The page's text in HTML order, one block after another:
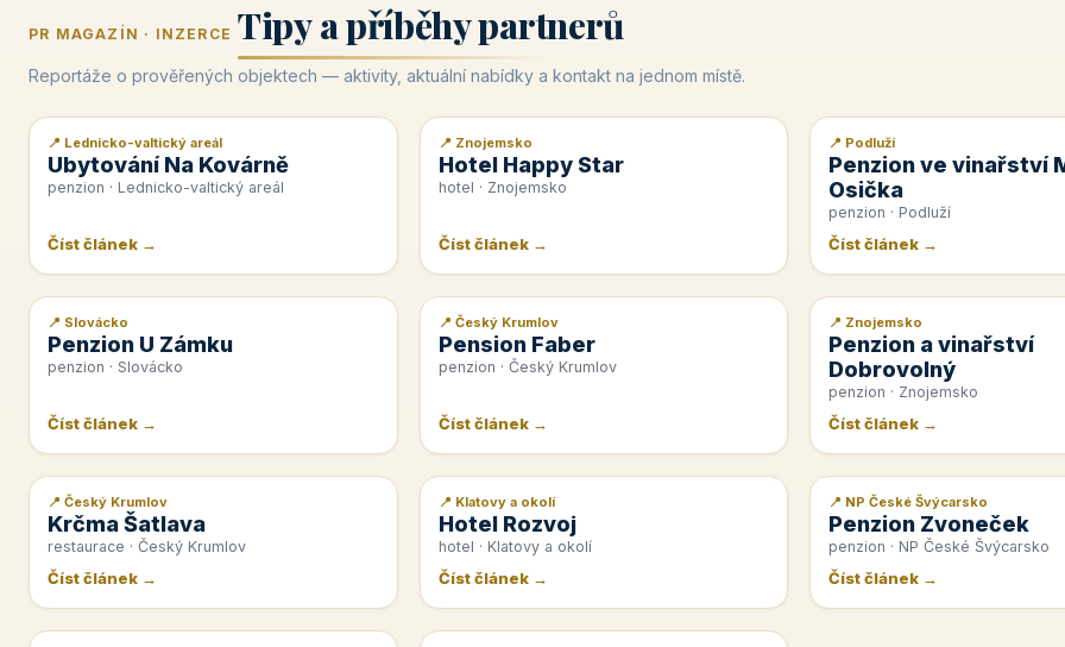
PR MAGAZÍN · INZERCE Tipy a příběhy partnerů
Reportáže o prověřených objektech — aktivity, aktuální nabídky a kontakt na jednom místě.
📰 PR článek
📍 Lednicko-valtický areál
Ubytování Na Kovárně
penzion · Lednicko-valtický areál
Číst článek →
📰 PR článek
📍 Znojemsko
Hotel Happy Star
hotel · Znojemsko
Číst článek →
📰 PR článek
📍 Podluží
Penzion ve vinařství
Osička
penzion · Podluží
Číst článek →
📰 PR článek
📍 Slovácko
Penzion U Zámku
penzion · Slovácko
Číst článek →
📰 PR článek
📍 Český Krumlov
Pension Faber
penzion · Český Krumlov
Číst článek →
📰 PR článek
📍 Znojemsko
Penzion a vinařství
Dobrovolný
penzion · Znojemsko
Číst článek →
📰 PR článek
📍 Český Krumlov
Krčma Šatlava
restaurace · Český Krumlov
Číst článek →
📰 PR článek
📍 Klatovy a okolí
Hotel Rozvoj
hotel · Klatovy a okolí
Číst článek →
📰 PR článek
📍 NP České Švýcarsko
Penzion Zvoneček
penzion · NP České Švýcarsko
Číst článek →